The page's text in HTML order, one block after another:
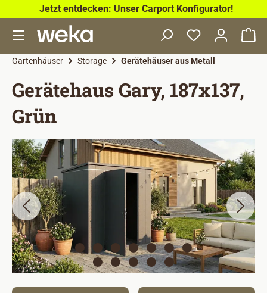
Zum Hauptinhalt springen
Jetzt entdecken: Unser Carport Konfigurator!
Gartenhäuser Storage Gerätehäuser aus Metall
Gerätehaus Gary, 187x137,
Grün
Bildergalerie überspringen